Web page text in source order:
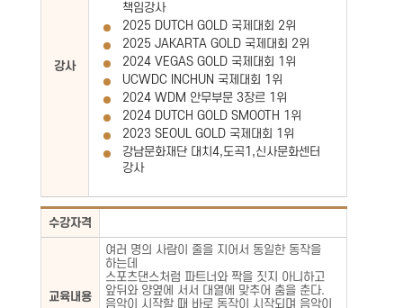
강사
책임강사
2025 DUTCH GOLD 국제대회 2위
2025 JAKARTA GOLD 국제대회 2위
2024 VEGAS GOLD 국제대회 1위
UCWDC INCHUN 국제대회 1위
2024 WDM 안무부문 3장르 1위
2024 DUTCH GOLD SMOOTH 1위
2023 SEOUL GOLD 국제대회 1위
강남문화재단 대치4,도곡1,신사문화센터
강사
수강자격
교육내용
여러 명의 사람이 줄을 지어서 동일한 동작을
하는데
스포츠댄스처럼 파트너와 짝을 짓지 아니하고
앞뒤와 양옆에 서서 대열에 맞추어 춤을 춘다.
음악이 시작할 때 바로 동작이 시작되며 음악이